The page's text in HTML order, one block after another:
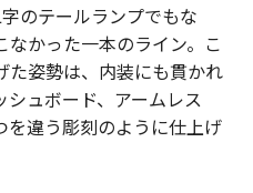
のテールランプでもな
なかった一本のライン。こ
た姿勢は、内装にも貫かれ
ュボード、アームレス
を違う彫刻のように仕上げ